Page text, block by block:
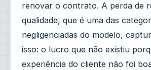
renovar o contrato. A perda de
qualidade, que é uma das
negligenciadas do modelo,
isso: o lucro que não existiu
experiência do cliente não foi